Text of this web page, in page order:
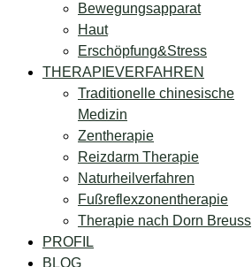
Bewegungsapparat
Haut
Erschöpfung&Stress
THERAPIEVERFAHREN
Traditionelle chinesische
Medizin
Zentherapie
Reizdarm Therapie
Naturheilverfahren
Fußreflexzonentherapie
Therapie nach Dorn Breuss
PROFIL
BLOG